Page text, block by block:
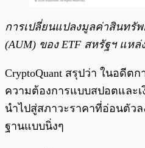
การเปลี่ยนแปลงมูลค่าสินทรั
(AUM) ของ ETF สหรัฐฯ แหล่
CryptoQuant สรุปว่า ในอดีต
ความต้องการแบบสปอตและ
นำไปสู่สภาวะราคาที่อ่อนตัว
ฐานแบบนิ่งๆ